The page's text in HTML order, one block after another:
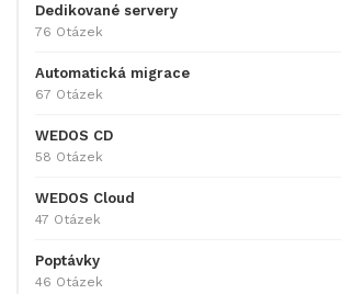
Dedikované servery
76 Otázek
Automatická migrace
67 Otázek
WEDOS CD
58 Otázek
WEDOS Cloud
47 Otázek
Poptávky
46 Otázek